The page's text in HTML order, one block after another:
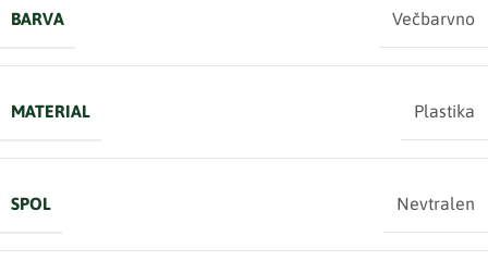
BARVA Večbarvno
MATERIAL Plastika
SPOL Nevtralen